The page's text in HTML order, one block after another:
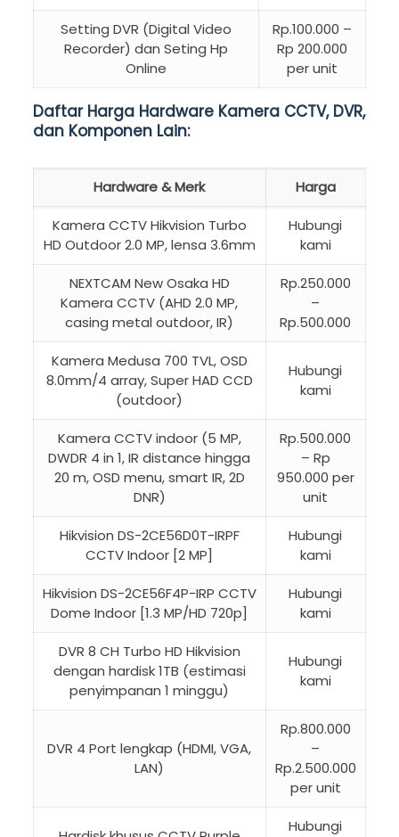
Setting DVR (Digital Video
Recorder) dan Seting Hp
Online
Rp.100.000 –
Rp 200.000
per unit
Daftar Harga Hardware Kamera CCTV, DVR,
dan Komponen Lain:
Hardware & Merk Harga
Kamera CCTV Hikvision Turbo
HD Outdoor 2.0 MP, lensa 3.6mm
Hubungi
kami
NEXTCAM New Osaka HD
Kamera CCTV (AHD 2.0 MP,
casing metal outdoor, IR)
Rp.250.000
–
Rp.500.000
Kamera Medusa 700 TVL, OSD
8.0mm/4 array, Super HAD CCD
(outdoor)
Hubungi
kami
Kamera CCTV indoor (5 MP,
DWDR 4 in 1, IR distance hingga
20 m, OSD menu, smart IR, 2D
DNR)
Rp.500.000
– Rp
950.000 per
unit
Hikvision DS-2CE56D0T-IRPF
CCTV Indoor [2 MP]
Hubungi
kami
Hikvision DS-2CE56F4P-IRP CCTV
Dome Indoor [1.3 MP/HD 720p]
Hubungi
kami
DVR 8 CH Turbo HD Hikvision
dengan hardisk 1TB (estimasi
penyimpanan 1 minggu)
Hubungi
kami
DVR 4 Port lengkap (HDMI, VGA,
LAN)
Rp.800.000
–
Rp.2.500.000
per unit
Hubungi